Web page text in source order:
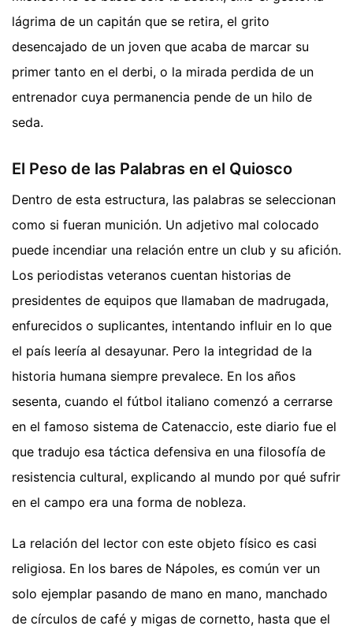
lágrima de un capitán que se retira, el grito
desencajado de un joven que acaba de marcar su
primer tanto en el derbi, o la mirada perdida de un
entrenador cuya permanencia pende de un hilo de
seda.
El Peso de las Palabras en el Quiosco
Dentro de esta estructura, las palabras se seleccionan
como si fueran munición. Un adjetivo mal colocado
puede incendiar una relación entre un club y su afición.
Los periodistas veteranos cuentan historias de
presidentes de equipos que llamaban de madrugada,
enfurecidos o suplicantes, intentando influir en lo que
el país leería al desayunar. Pero la integridad de la
historia humana siempre prevalece. En los años
sesenta, cuando el fútbol italiano comenzó a cerrarse
en el famoso sistema de Catenaccio, este diario fue el
que tradujo esa táctica defensiva en una filosofía de
resistencia cultural, explicando al mundo por qué sufrir
en el campo era una forma de nobleza.
La relación del lector con este objeto físico es casi
religiosa. En los bares de Nápoles, es común ver un
solo ejemplar pasando de mano en mano, manchado
de círculos de café y migas de cornetto, hasta que el